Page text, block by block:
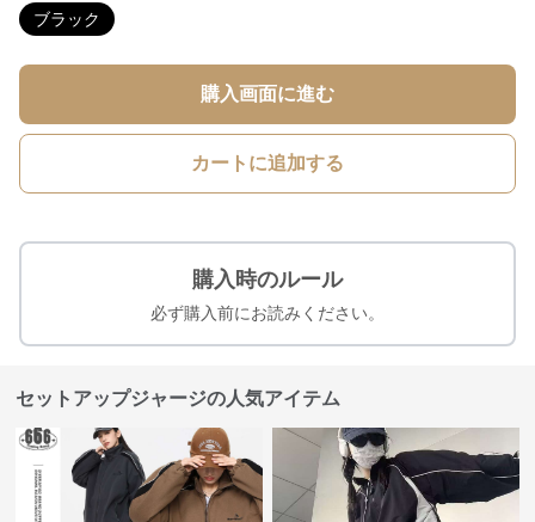
ブラック
購入画面に進む
カートに追加する
購入時のルール
必ず購入前にお読みください。
セットアップジャージの人気アイテム